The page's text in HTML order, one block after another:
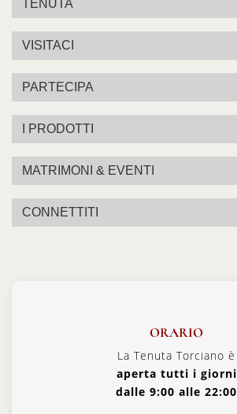
TENUTA
VISITACI
PARTECIPA
I PRODOTTI
MATRIMONI & EVENTI
CONNETTITI
ORARIO
La Tenuta Torciano è
aperta tutti i giorni
dalle 9:00 alle 22:00